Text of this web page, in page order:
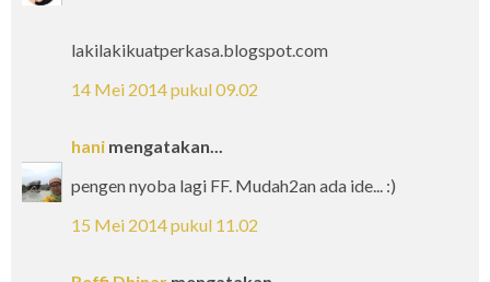
lakilakikuatperkasa.blogspot.com
14 Mei 2014 pukul 09.02
hani mengatakan...
pengen nyoba lagi FF. Mudah2an ada ide... :)
15 Mei 2014 pukul 11.02